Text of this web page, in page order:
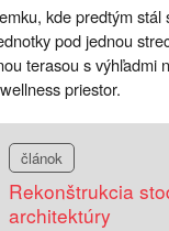
kde predtým
pod jednou
terasou s výhľadmi
priestor.
článok
Rekonštrukcia
architektúry